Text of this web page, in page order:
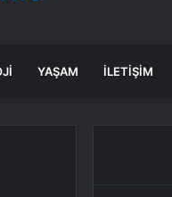
YAŞAM İLETIŞIM